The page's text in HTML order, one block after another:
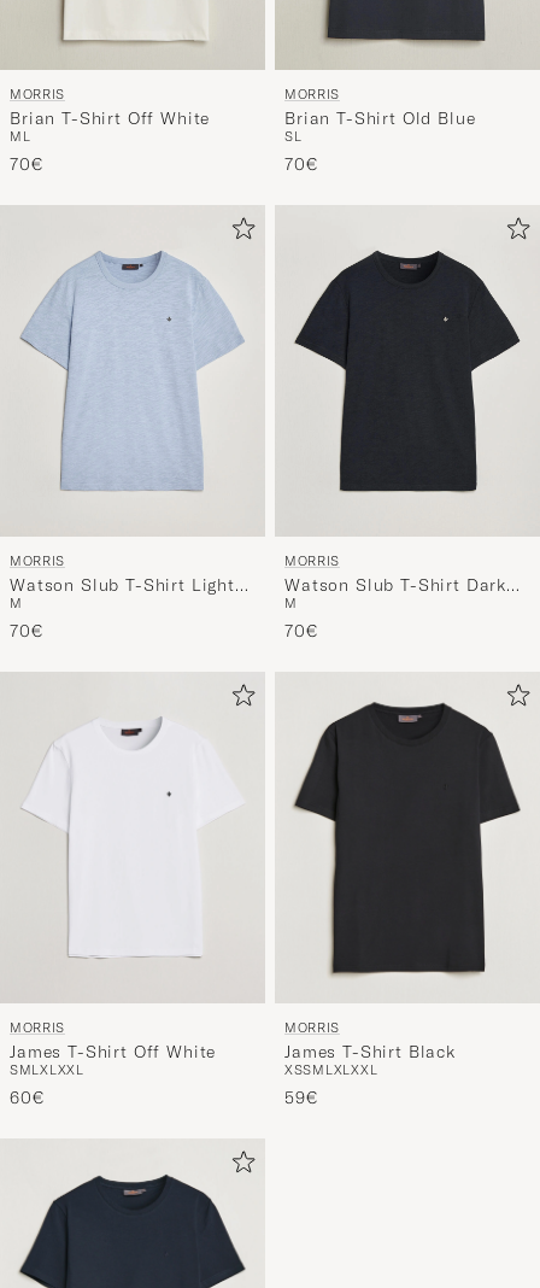
MORRIS
Brian T-Shirt Off White
M L
70€
MORRIS
Brian T-Shirt Old Blue
SL
70€
MORRIS
Watson Slub T-Shirt Light
Blue
M
70€
MORRIS
Watson Slub T-Shirt Dark
Blue
M
70€
MORRIS
James T-Shirt Off White
SMLXLXXL
60€
MORRIS
James T-Shirt Black
XSSM LXLXXL
59€